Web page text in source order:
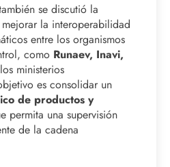
se discutió la
la interoperabilidad
entre los organismos
como Runaev, Inavi,
ministerios
es consolidar un
de productos y
permita una supervisión
de la cadena